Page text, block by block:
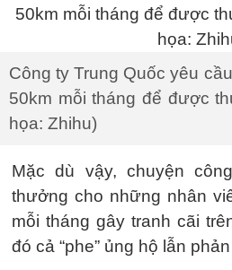
Công ty Trung Quốc yêu
50km mỗi tháng để được
họa: Zhihu)
Mặc dù vậy, chuyện
thưởng cho những nhân
mỗi tháng gây tranh cãi
đó cả “phe” ủng hộ lẫn